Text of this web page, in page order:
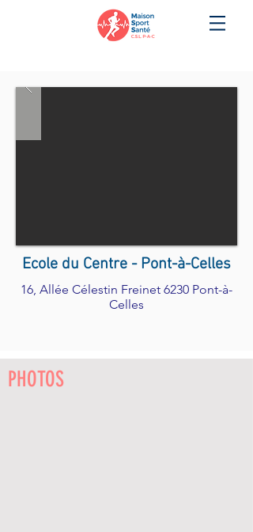
Ecole du Centre - Pont-à-Celles
16, Allée Célestin Freinet 6230 Pont-à-
Celles
PHOTOS